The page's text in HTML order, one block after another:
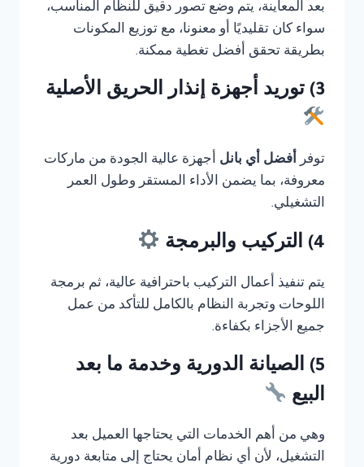
بعد المعاينة، يتم وضع تصور دقيق للنظام المناسب،
سواء كان تقليديًا أو معنونا، مع توزيع المكونات
بطريقة تحقق أفضل تغطية ممكنة.
3) توريد أجهزة إنذار الحريق الأصلية
توفر أفضل أي بانل أجهزة عالية الجودة من ماركات
معروفة، بما يضمن الأداء المستقر وطول العمر
التشغيلي.
4) التركيب والبرمجة
يتم تنفيذ أعمال التركيب باحترافية عالية، ثم برمجة
اللوحات وتجربة النظام بالكامل للتأكد من عمل
جميع الأجزاء بكفاءة.
5) الصيانة الدورية وخدمة ما بعد
البيع
وهي من أهم الخدمات التي يحتاجها العميل بعد
التشغيل، لأن أي نظام أمان يحتاج إلى متابعة دورية